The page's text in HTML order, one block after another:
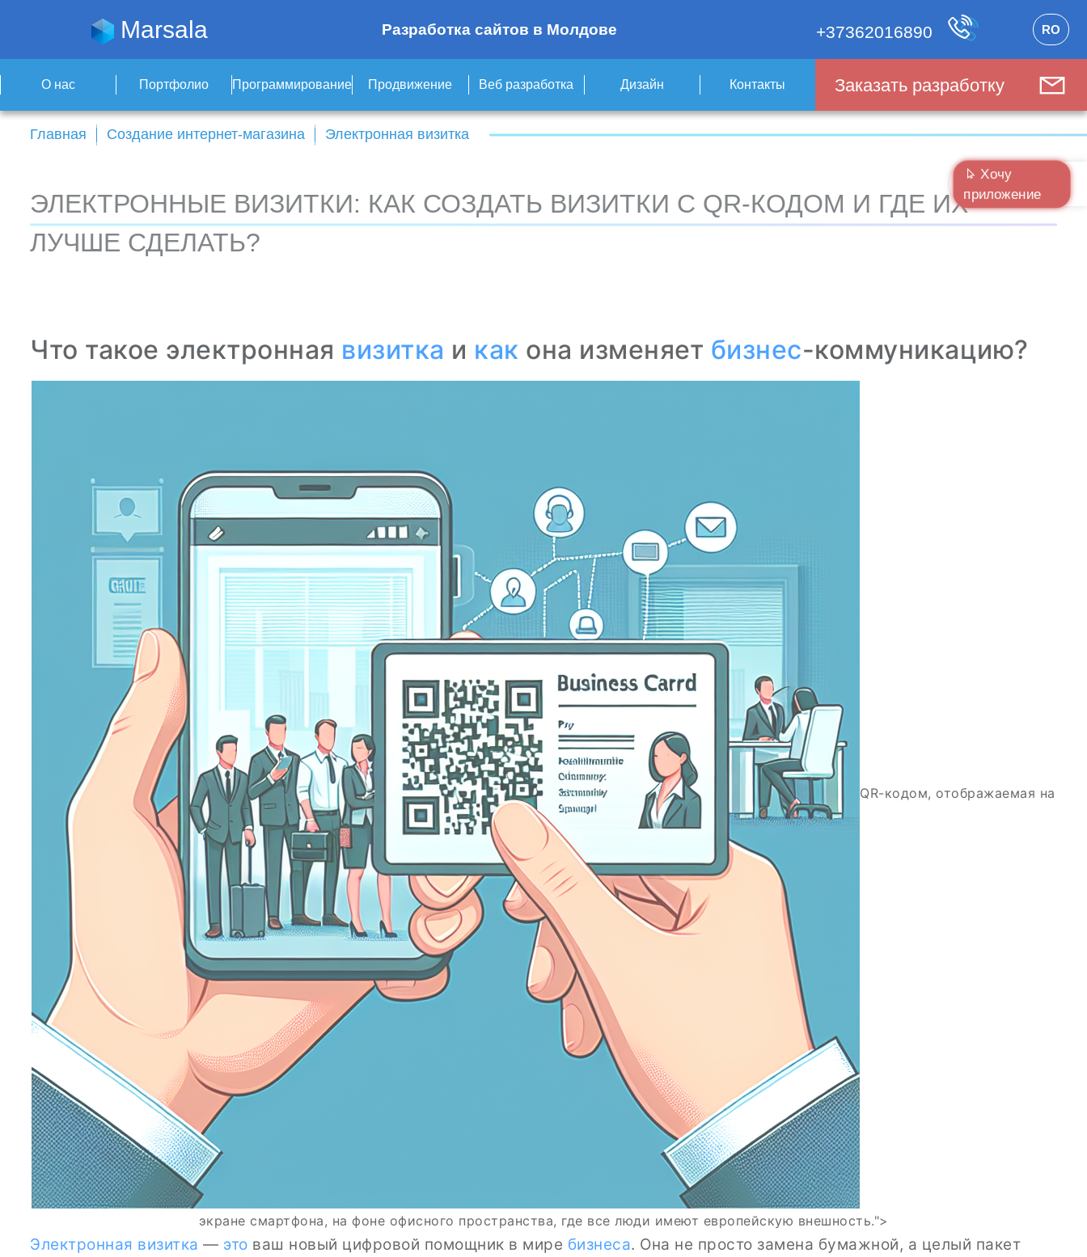
Marsala Разработка сайтов в Молдове +37362016890 RO
О нас Портфолио Программирование Продвижение Веб разработка Дизайн Контакты Заказать разработку
Главная Создание интернет-магазина Электронная визитка
ЭЛЕКТРОННЫЕ ВИЗИТКИ: КАК СОЗДАТЬ ВИЗИТКИ С QR-КОДОМ И ГДЕ ИХ
ЛУЧШЕ СДЕЛАТЬ?
Что такое электронная визитка и как она изменяет бизнес-коммуникацию?
QR-кодом, отображаемая на
экране смартфона, на фоне офисного пространства, где все люди имеют европейскую внешность.">
Электронная визитка — это ваш новый цифровой помощник в мире бизнеса. Она не просто замена бумажной, а целый пакет
Хочу
приложение